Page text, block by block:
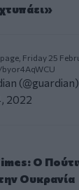
Friday 25
(@guardian)
2022
Ο
Ουκρανία